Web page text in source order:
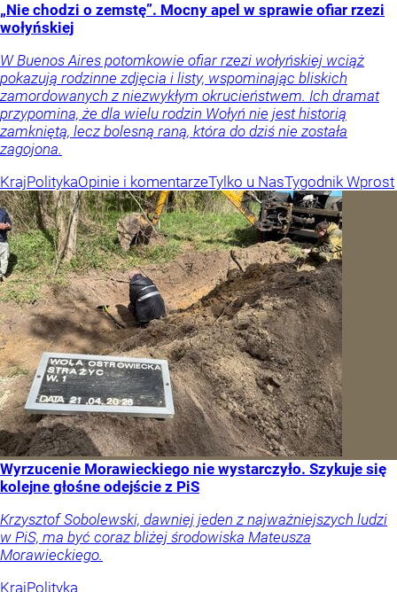
„Nie chodzi o zemstę”. Mocny apel w sprawie ofiar rzezi
wołyńskiej
W Buenos Aires potomkowie ofiar rzezi wołyńskiej wciąż
pokazują rodzinne zdjęcia i listy, wspominając bliskich
zamordowanych z niezwykłym okrucieństwem. Ich dramat
przypomina, że dla wielu rodzin Wołyń nie jest historią
zamkniętą, lecz bolesną raną, która do dziś nie została
zagojona.
KrajPolitykaOpinie i komentarzeTylko u NasTygodnik Wprost
Wyrzucenie Morawieckiego nie wystarczyło. Szykuje się
kolejne głośne odejście z PiS
Krzysztof Sobolewski, dawniej jeden z najważniejszych ludzi
w PiS, ma być coraz bliżej środowiska Mateusza
Morawieckiego.
KrajPolityka